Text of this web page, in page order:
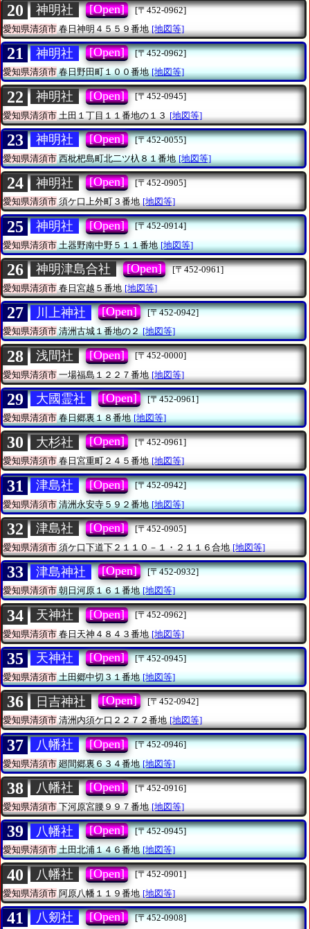
20 神明社 [Open]
[〒452-0962]
愛知県清須市 春日神明４５５９番地 [地図等]
21 神明社 [Open]
[〒452-0962]
愛知県清須市春日野田町１００番地 [地図等]
22 神明社 [Open]
[〒452-0945]
愛知県清須市 土田１丁目１１番地の１３ [地図等]
23 神明社 [Open]
[〒452-0055]
愛知県清須市西枇杷島町北二ツ杁８１番地 [地図等]
24 神明社 [Open]
[〒452-0905]
愛知県清須市須ケ口上外町３番地 [地図等]
25 神明社 [Open]
[〒452-0914]
愛知県清須市土器野南中野５１１番地 [地図等]
26 神明津島合社 [Open]
[〒452-0961]
愛知県清須市 春日宮越５番地 [地図等]
27 川上神社 [Open]
[〒452-0942]
愛知県清須市清洲古城１番地の２ [地図等]
28 浅間社 [Open]
[〒452-0000]
愛知県清須市 一場福島１２２７番地 [地図等]
29 大國霊社 [Open]
[〒452-0961]
愛知県清須市春日郷裏１８番地 [地図等]
30 大杉社 [Open]
[〒452-0961]
愛知県清須市春日宮重町２４５番地 [地図等]
31 津島社 [Open]
[〒452-0942]
愛知県清須市清洲永安寺５９２番地 [地図等]
32 津島社 [Open]
[〒452-0905]
愛知県清須市 須ケ口下道下２１１０－１・２１１６合地 [地図等]
33 津島神社 [Open]
[〒452-0932]
愛知県清須市朝日河原１６１番地 [地図等]
34 天神社 [Open]
[〒452-0962]
愛知県清須市 春日天神４８４３番地 [地図等]
35 天神社 [Open]
[〒452-0945]
愛知県清須市土田郷中切３１番地 [地図等]
36 日吉神社 [Open]
[〒452-0942]
愛知県清須市清洲内須ケ口２２７２番地 [地図等]
37 八幡社 [Open]
[〒452-0946]
愛知県清須市廻間郷裏６３４番地 [地図等]
38 八幡社 [Open]
[〒452-0916]
愛知県清須市 下河原宮腰９９７番地 [地図等]
39 八幡社 [Open]
[〒452-0945]
愛知県清須市土田北浦１４６番地 [地図等]
40 八幡社 [Open]
[〒452-0901]
愛知県清須市 阿原八幡１１９番地 [地図等]
41 八剱社 [Open] [〒452-0908]